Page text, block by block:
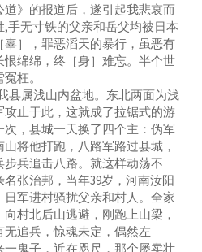
》的报道后，遂引起我悲哀而
手无寸铁的父亲和岳父均被日本
］，罪恶滔天的暴行，虽恶有
绵绵，终［身］难忘。半个世
枉。
属浅山内盆地。东北两面为浅
止于此，这就成了拉锯式的游
，县城一天换了四个主：伪军
将他打跑，八路军路过县城，
兵追击八路。就这样动荡不
张治邦，当年39岁，河南汝阳
军进村骚扰父亲和村人。全家
村北后山逃避，刚跑上山梁，
追兵，惊魂未定，偶然左
一鬼子，近在咫尺，那个屡卖壮